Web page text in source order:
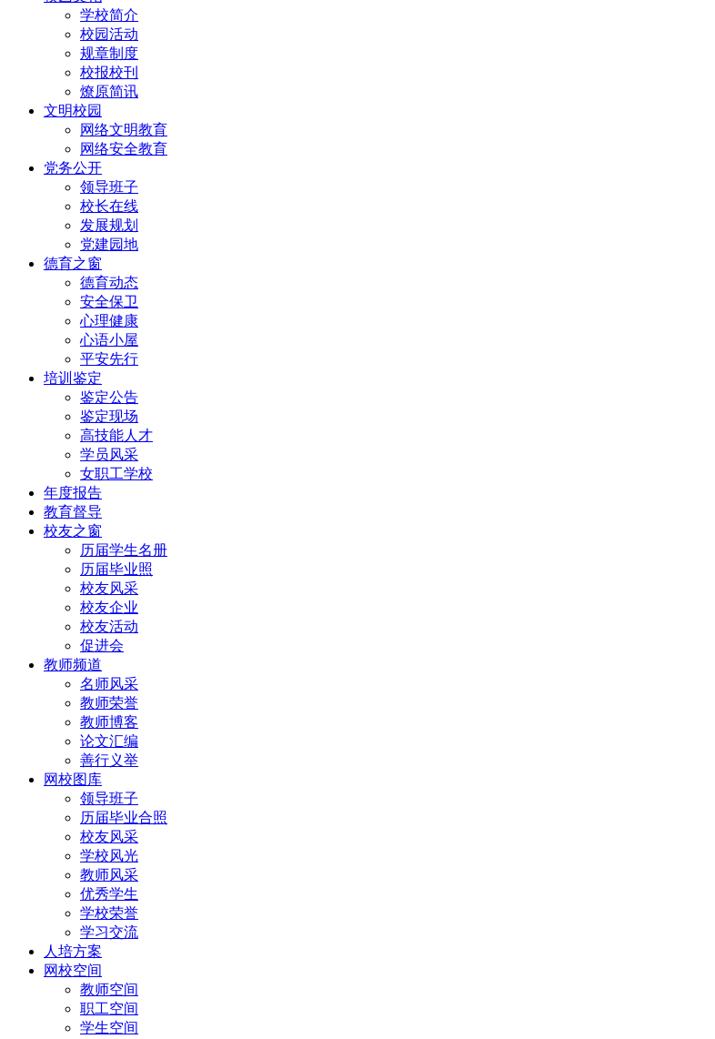
学校简介
校园活动
规章制度
校报校刊
燎原简讯
文明校园
网络文明教育
网络安全教育
党务公开
领导班子
校长在线
发展规划
党建园地
德育之窗
德育动态
安全保卫
心理健康
心语小屋
平安先行
培训鉴定
鉴定公告
鉴定现场
高技能人才
学员风采
女职工学校
年度报告
教育督导
校友之窗
历届学生名册
历届毕业照
校友风采
校友企业
校友活动
促进会
教师频道
名师风采
教师荣誉
教师博客
论文汇编
善行义举
网校图库
领导班子
历届毕业合照
校友风采
学校风光
教师风采
优秀学生
学校荣誉
学习交流
人培方案
网校空间
教师空间
职工空间
学生空间